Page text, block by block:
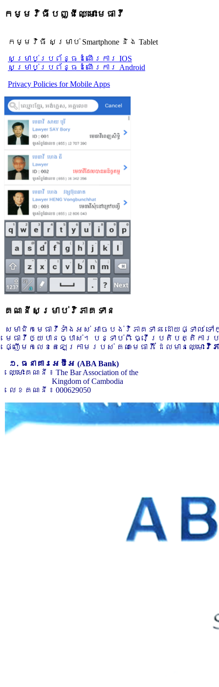
កម្មវិធីបញ្ជីឈ្មោះមេធាវី
កម្មវិធី សម្រាប់ Smartphone និង Tablet
សម្រាប់​ប្រព័ន្ធដំណើរការ IOS
សម្រាប់​ប្រព័ន្ធដំណើរការ Android
Privacy Policies for Mobile Apps
គណនីសម្រាប់វិភាគទាន
សមាជិកមេធាវីទាំងអស់ អាចបង់វិភាគទាន ដោយផ្ទាល់
មេធាវីឲ្យបានច្បាស់។ បន្ទាប់ពី ធ្វើប្រតិបត្តិកា
ផ្ញើមកលេខតេឡេក្រាមរបស់ គណៈមេធាវី ដែលមានឈ្មោះ វិភ
១. ធនាគារអេប៊ីអេ (ABA Bank)
ឈ្មោះគណនី ៖ The Bar Association of the
Kingdom of Cambodia
លេខគណនី ៖ 000629050